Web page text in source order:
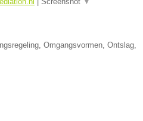
Omgangsvormen, Ontslag,